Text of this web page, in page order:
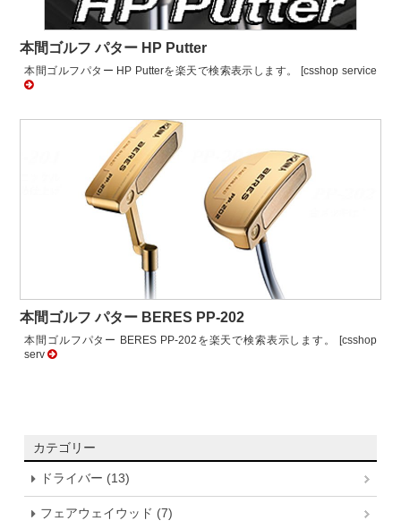
本間ゴルフ パター HP Putter
本間ゴルフパター HP Putterを楽天で検索表示します。 [csshop service
本間ゴルフ パター BERES PP-202
本間ゴルフパター BERES PP-202を楽天で検索表示します。 [csshop
serv
カテゴリー
ドライバー (13)
フェアウェイウッド (7)